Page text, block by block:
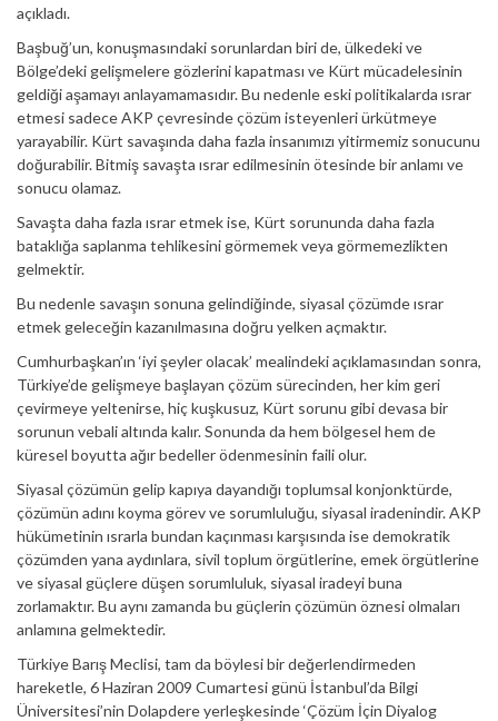
açıkladı.
Başbuğ’un, konuşmasındaki sorunlardan biri de, ülkedeki ve
Bölge’deki gelişmelere gözlerini kapatması ve Kürt mücadelesinin
geldiği aşamayı anlayamamasıdır. Bu nedenle eski politikalarda ısrar
etmesi sadece AKP çevresinde çözüm isteyenleri ürkütmeye
yarayabilir. Kürt savaşında daha fazla insanımızı yitirmemiz sonucunu
doğurabilir. Bitmiş savaşta ısrar edilmesinin ötesinde bir anlamı ve
sonucu olamaz.
Savaşta daha fazla ısrar etmek ise, Kürt sorununda daha fazla
bataklığa saplanma tehlikesini görmemek veya görmemezlikten
gelmektir.
Bu nedenle savaşın sonuna gelindiğinde, siyasal çözümde ısrar
etmek geleceğin kazanılmasına doğru yelken açmaktır.
Cumhurbaşkan’ın ‘iyi şeyler olacak’ mealindeki açıklamasından sonra,
Türkiye’de gelişmeye başlayan çözüm sürecinden, her kim geri
çevirmeye yeltenirse, hiç kuşkusuz, Kürt sorunu gibi devasa bir
sorunun vebali altında kalır. Sonunda da hem bölgesel hem de
küresel boyutta ağır bedeller ödenmesinin faili olur.
Siyasal çözümün gelip kapıya dayandığı toplumsal konjonktürde,
çözümün adını koyma görev ve sorumluluğu, siyasal iradenindir. AKP
hükümetinin ısrarla bundan kaçınması karşısında ise demokratik
çözümden yana aydınlara, sivil toplum örgütlerine, emek örgütlerine
ve siyasal güçlere düşen sorumluluk, siyasal iradeyi buna
zorlamaktır. Bu aynı zamanda bu güçlerin çözümün öznesi olmaları
anlamına gelmektedir.
Türkiye Barış Meclisi, tam da böylesi bir değerlendirmeden
hareketle, 6 Haziran 2009 Cumartesi günü İstanbul’da Bilgi
Üniversitesi’nin Dolapdere yerleşkesinde ‘Çözüm İçin Diyalog